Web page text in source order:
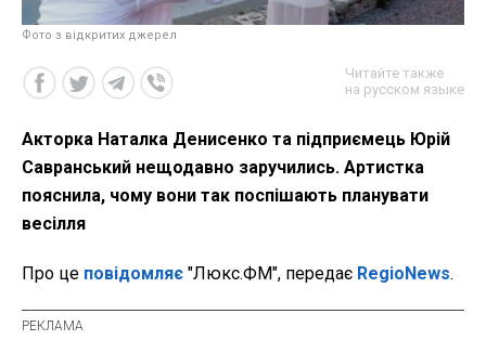
Фото з відкритих джерел
Читайте также
на русском языке
Акторка Наталка Денисенко та підприємець Юрій
Савранський нещодавно заручились. Артистка
пояснила, чому вони так поспішають планувати
весілля
Про це повідомляє "Люкс.ФМ", передає RegioNews.